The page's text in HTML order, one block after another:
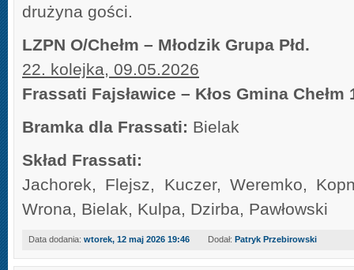
drużyna gości.
LZPN O/Chełm – Młodzik Grupa Płd.
22. kolejka, 09.05.2026
Frassati Fajsławice – Kłos Gmina Chełm
Bramka dla Frassati: Bielak
Skład Frassati:
Jachorek, Flejsz, Kuczer, Weremko,
Wrona, Bielak, Kulpa, Dzirba, Pawłowski
Data dodania: wtorek, 12 maj 2026 19:46 Dodał: Patryk Przebirowski